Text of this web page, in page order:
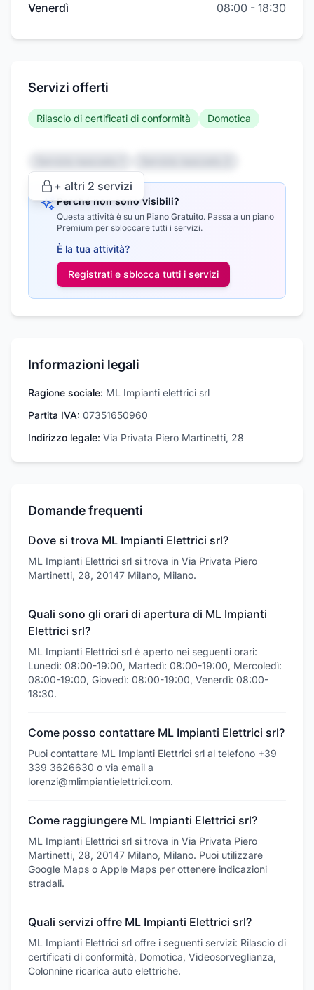
Venerdì 08:00 - 18:30
Servizi offerti
Rilascio di certificati di conformità Domotica
+ altri 2 servizi
Perché non sono visibili?
Questa attività è su un Piano Gratuito. Passa a un piano
Premium per sbloccare tutti i servizi.
È la tua attività?
Registrati e sblocca tutti i servizi
Informazioni legali
Ragione sociale: ML Impianti elettrici srl
Partita IVA: 07351650960
Indirizzo legale: Via Privata Piero Martinetti, 28
Domande frequenti
Dove si trova ML Impianti Elettrici srl?
ML Impianti Elettrici srl si trova in Via Privata Piero
Martinetti, 28, 20147 Milano, Milano.
Quali sono gli orari di apertura di ML Impianti
Elettrici srl?
ML Impianti Elettrici srl è aperto nei seguenti orari:
Lunedì: 08:00-19:00, Martedì: 08:00-19:00, Mercoledì:
08:00-19:00, Giovedì: 08:00-19:00, Venerdì: 08:00-
18:30.
Come posso contattare ML Impianti Elettrici srl?
Puoi contattare ML Impianti Elettrici srl al telefono +39
339 3626630 o via email a
lorenzi@mlimpiantielettrici.com.
Come raggiungere ML Impianti Elettrici srl?
ML Impianti Elettrici srl si trova in Via Privata Piero
Martinetti, 28, 20147 Milano, Milano. Puoi utilizzare
Google Maps o Apple Maps per ottenere indicazioni
stradali.
Quali servizi offre ML Impianti Elettrici srl?
ML Impianti Elettrici srl offre i seguenti servizi: Rilascio di
certificati di conformità, Domotica, Videosorveglianza,
Colonnine ricarica auto elettriche.